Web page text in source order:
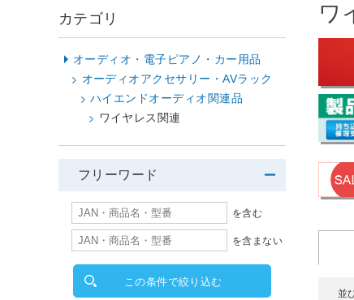
ワ
並
カテゴリ
オーディオ・電子ピアノ・カー用品
オーディオアクセサリー・AVラック
ハイエンドオーディオ関連品
ワイヤレス関連
フリーワード
を含む
を含まない
この条件で絞り込む